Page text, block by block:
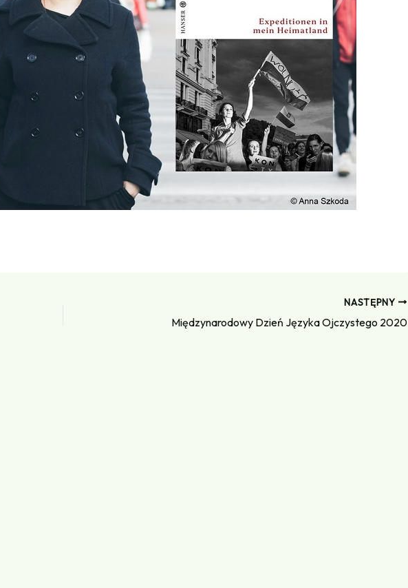
NASTĘPNY
Międzynarodowy Dzień Języka Ojczystego 2020